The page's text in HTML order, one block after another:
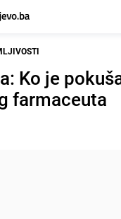
Ko je
farmaceuta